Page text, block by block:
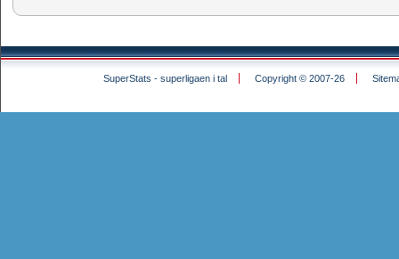
SuperStats - superligaen i tal Copyright © 2007-26